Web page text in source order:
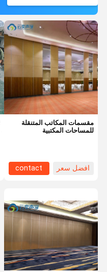
مقسمات المكاتب المتنقلة
للمساحات المكتبية
افضل سعر contact